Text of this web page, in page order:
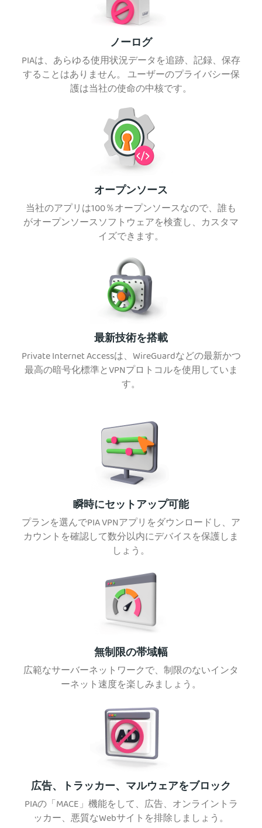
ノーログ
PIAは、あらゆる使用状況データを追跡、記録、保存
することはありません。 ユーザーのプライバシー保
護は当社の使命の中核です。
オープンソース
当社のアプリは100％オープンソースなので、誰も
がオープンソースソフトウェアを検査し、カスタマ
イズできます。
最新技術を搭載
Private Internet Accessは、WireGuardなどの最新かつ
最高の暗号化標準とVPNプロトコルを使用していま
す。
瞬時にセットアップ可能
プランを選んでPIA VPNアプリをダウンロードし、ア
カウントを確認して数分以内にデバイスを保護しま
しょう。
無制限の帯域幅
広範なサーバーネットワークで、制限のないインタ
ーネット速度を楽しみましょう。
広告、トラッカー、マルウェアをブロック
PIAの「MACE」機能をして、広告、オンライントラ
ッカー、悪質なWebサイトを排除しましょう。